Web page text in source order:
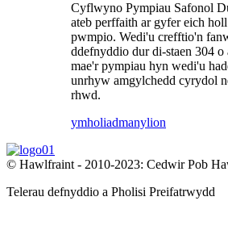
Cyflwyno Pympiau Safonol
ateb perffaith ar gyfer eich
pwmpio. Wedi'u crefftio'n
ddefnyddio dur di-staen 304 o
mae'r pympiau hyn wedi'u
unrhyw amgylchedd cyrydol
rhwd.
ymholiadmanylion
© Hawlfraint - 2010-2023: Cedwir Pob
Telerau defnyddio a Pholisi Preifatrwydd